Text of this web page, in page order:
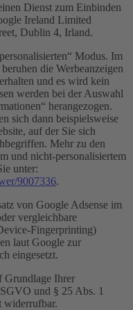
Dienst zum Einbinden
Ireland Limited
Dublin 4, Irland.
Modus. Im
die Werbeanzeigen
und es wird kein
werden bei der Auswahl
herangezogen.
sich dann beispielsweise
auf der Sie sich
Mehr zu den
und nicht-personalisiertem
unter:
9007336.
von Google Adsense im
vergleichbare
Fingerprinting)
laut Google zur
eingesetzt.
Grundlage Ihrer
und § 25 Abs. 1